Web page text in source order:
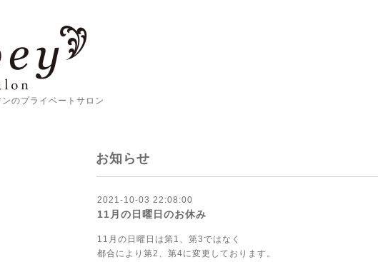
のプライベートサロン
お知らせ
2021-10-03 22:08:00
11月の日曜日のお休み
11月の日曜日は第1、第3ではなく
都合により第2、第4に変更しております。